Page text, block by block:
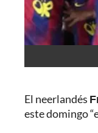
El neerlandés
este domingo